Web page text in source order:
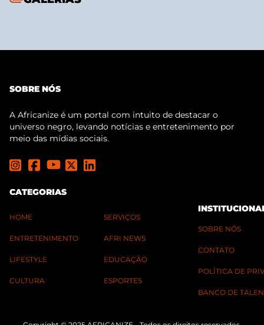
SOBRE NÓS
A Africanize é um portal com intuito de destacar o
universo negro, levando notícias e entretenimento por
meio das mídias sociais.
CATEGORIAS
HOME
ENTRETENIMENTO
LIFESTYLE
CULTURA
SERVIÇOS
AFRI NEWS
EDUCAÇÃO
ESPORTES
SOBRE NÓS
CONTATO
POLÍTICA DE
BANCO DE